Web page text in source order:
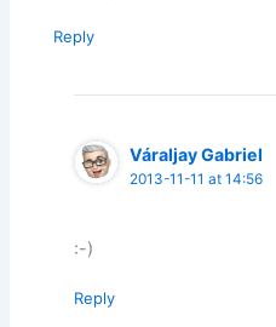
Reply
Váraljay Gabriel
2013-11-11 at 14:56
:-)
Reply